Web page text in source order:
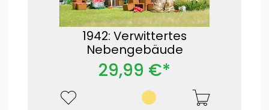
1942: Verwittertes
Nebengebäude
29,99 €*